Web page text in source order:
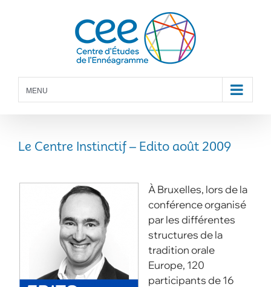
MENU
Le Centre Instinctif – Edito août 2009
À Bruxelles, lors de la
conférence organisé
par les différentes
structures de la
tradition orale
Europe, 120
participants de 16